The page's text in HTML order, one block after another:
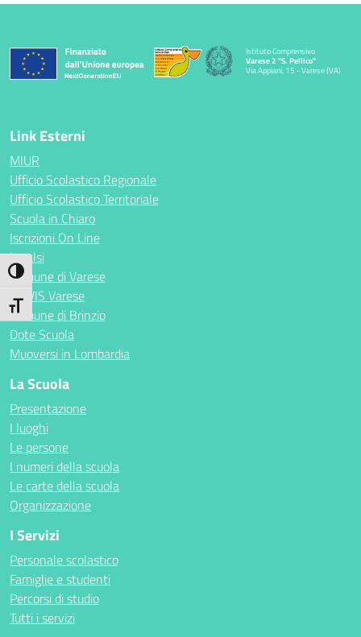
Attiva/disattiva alto contrasto
Attiva/disattiva dimensione testo
Istituto Comprensivo
Varese 2 "S. Pellico"
Via Appiani, 15 - Varese (VA)
Link Esterni
MIUR
Ufficio Scolastico Regionale
Ufficio Scolastico Territoriale
Scuola in Chiaro
Iscrizioni On Line
Invalsi
Comune di Varese
ECIVIS Varese
Comune di Brinzio
Dote Scuola
Muoversi in Lombardia
La Scuola
Presentazione
I luoghi
Le persone
I numeri della scuola
Le carte della scuola
Organizzazione
I Servizi
Personale scolastico
Famiglie e studenti
Percorsi di studio
Tutti i servizi